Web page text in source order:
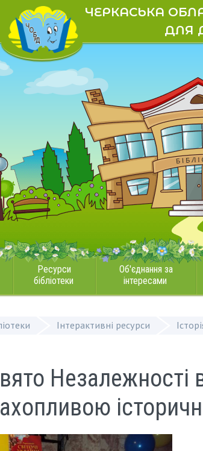
ЧЕРКАСЬКА
ДЛЯ
Ресурси
бібліотеки
Об'єднання за
інтересами
Інтерактивні ресурси
Незалежності в